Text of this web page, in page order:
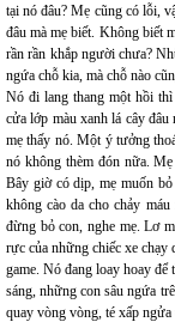
tại nó đâu? Mẹ cũng có lỗi,
đâu mà mẹ biết. Không biết
rần rần khắp người chưa?
ngứa chỗ kia, mà chỗ nào
Nó đi lang thang một hồi
cửa lớp màu xanh lá cây
mẹ thấy nó. Một ý tưởng
nó không thèm đón nữa.
Bây giờ có dịp, mẹ muốn
không cào da cho chảy
đừng bỏ con, nghe mẹ. Lơ
rực của những chiếc xe chạy
game. Nó đang loay hoay để
sáng, những con sâu ngứa
quay vòng vòng, té xấp